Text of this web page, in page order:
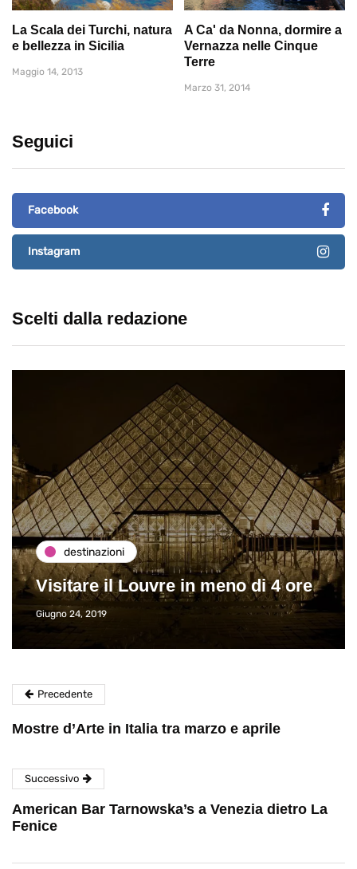
La Scala dei Turchi, natura
e bellezza in Sicilia
Maggio 14, 2013
A Ca' da Nonna, dormire a
Vernazza nelle Cinque
Terre
Marzo 31, 2014
Seguici
Facebook
Instagram
Scelti dalla redazione
destinazioni
Visitare il Louvre in meno di 4 ore
Giugno 24, 2019
Precedente
Mostre d’Arte in Italia tra marzo e aprile
Successivo
American Bar Tarnowska’s a Venezia dietro La
Fenice